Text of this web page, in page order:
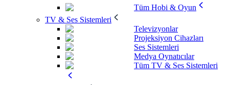
Tüm Hobi & Oyun
TV & Ses Sistemleri
Televizyonlar
Projeksiyon Cihazları
Ses Sistemleri
Medya Oynatıcılar
Tüm TV & Ses Sistemleri